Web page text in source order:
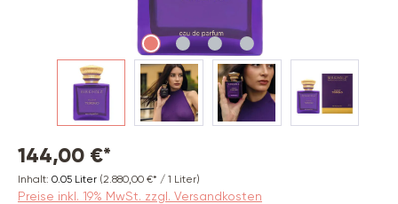
144,00 €*
Inhalt: 0.05 Liter (2.880,00 €* / 1 Liter)
Preise inkl. 19% MwSt. zzgl. Versandkosten